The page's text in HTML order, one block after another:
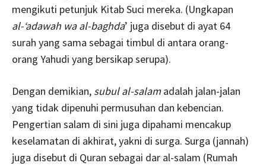
mengikuti petunjuk Kitab Suci mereka. (Ungkapan
al-‘adawah wa al-baghda’ juga disebut di ayat 64
surah yang sama sebagai timbul di antara orang-
orang Yahudi yang bersikap serupa).
Dengan demikian, subul al-salam adalah jalan-jalan
yang tidak dipenuhi permusuhan dan kebencian.
Pengertian salam di sini juga dipahami mencakup
keselamatan di akhirat, yakni di surga. Surga (jannah)
juga disebut di Quran sebagai dar al-salam (Rumah